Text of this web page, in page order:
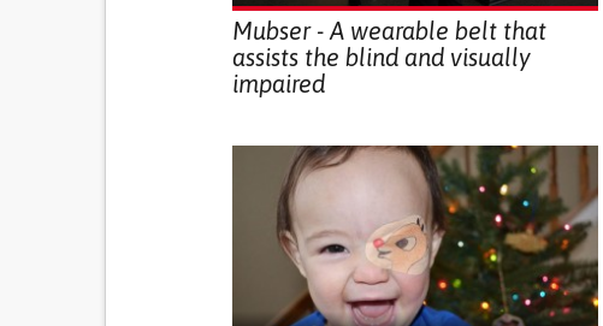
Mubser - A wearable belt that
assists the blind and visually
impaired